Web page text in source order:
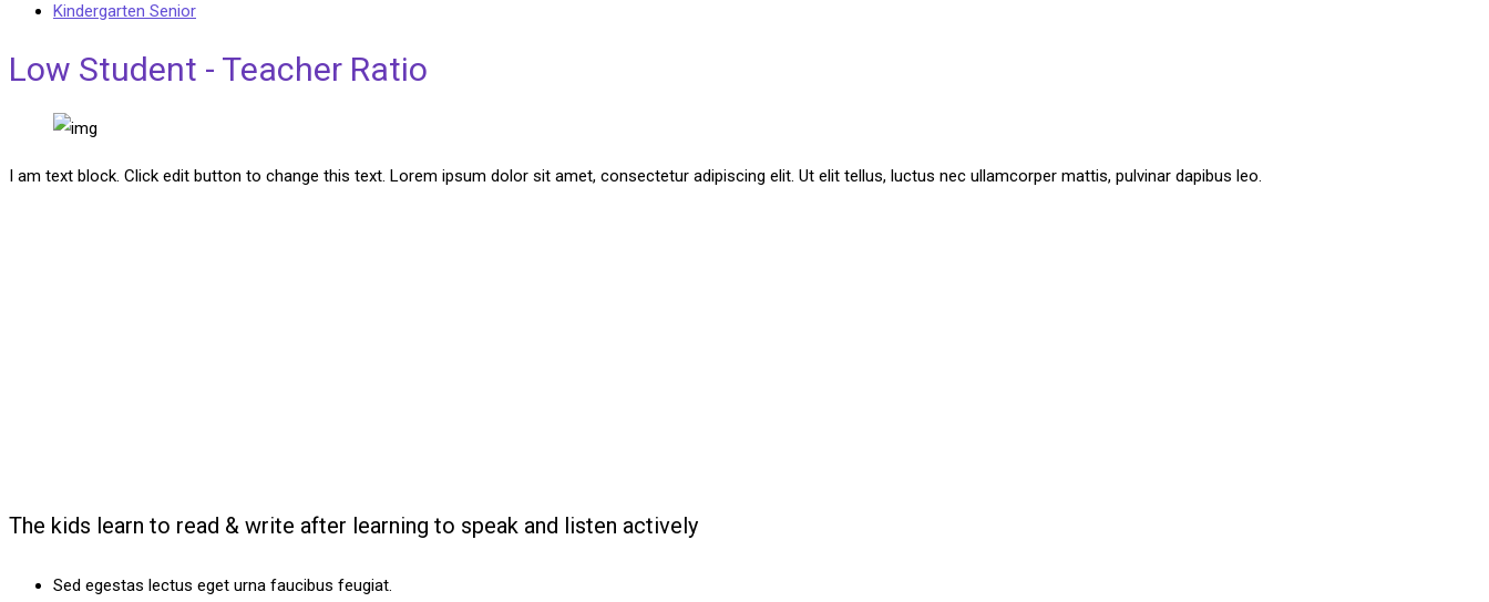
Kindergarten Senior
Low Student - Teacher Ratio
I am text block. Click edit button to change this text. Lorem ipsum dolor sit amet, consectetur adipiscing elit. Ut elit tellus, luctus nec ullamcorper mattis, pulvinar dapibus leo.
The kids learn to read & write after learning to speak and listen actively
Sed egestas lectus eget urna faucibus feugiat.